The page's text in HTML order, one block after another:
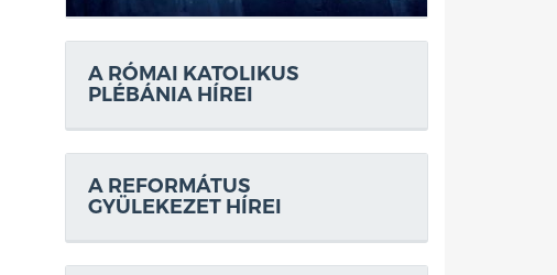
A RÓMAI KATOLIKUS
PLÉBÁNIA HÍREI
A REFORMÁTUS
GYÜLEKEZET HÍREI